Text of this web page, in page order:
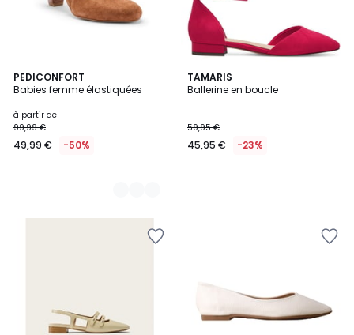
PEDICONFORT
Babies femme élastiquées
à partir de
99,99 €
49,99 € -50%
2
Couleurs
TAMARIS
Ballerine en boucle
59,95 €
45,95 € -23%